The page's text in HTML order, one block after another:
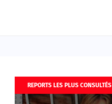
REPORTS LES PLUS CONSULTÉS